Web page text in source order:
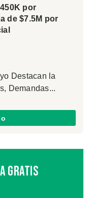
por
de $7.5M por
Destacan la
Demandas...
Gratis